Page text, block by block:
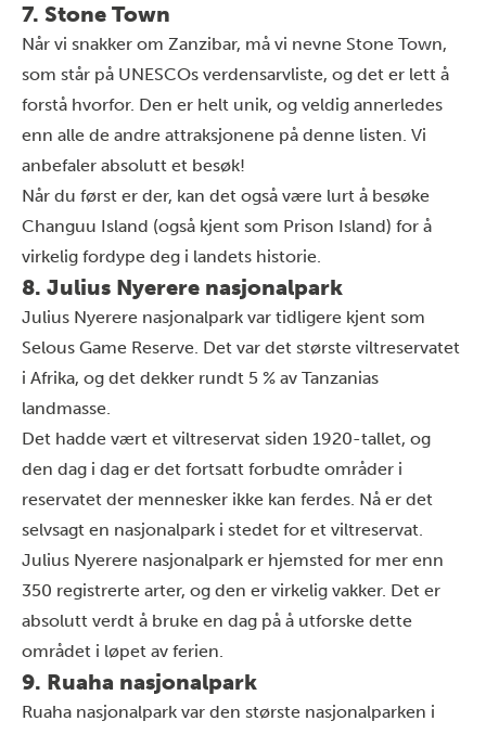
7. Stone Town
Når vi snakker om Zanzibar, må vi nevne Stone Town,
som står på UNESCOs verdensarvliste, og det er lett å
forstå hvorfor. Den er helt unik, og veldig annerledes
enn alle de andre attraksjonene på denne listen. Vi
anbefaler absolutt et besøk!
Når du først er der, kan det også være lurt å besøke
Changuu Island (også kjent som Prison Island) for å
virkelig fordype deg i landets historie.
8. Julius Nyerere nasjonalpark
Julius Nyerere nasjonalpark var tidligere kjent som
Selous Game Reserve. Det var det største viltreservatet
i Afrika, og det dekker rundt 5 % av Tanzanias
landmasse.
Det hadde vært et viltreservat siden 1920-tallet, og
den dag i dag er det fortsatt forbudte områder i
reservatet der mennesker ikke kan ferdes. Nå er det
selvsagt en nasjonalpark i stedet for et viltreservat.
Julius Nyerere nasjonalpark er hjemsted for mer enn
350 registrerte arter, og den er virkelig vakker. Det er
absolutt verdt å bruke en dag på å utforske dette
området i løpet av ferien.
9. Ruaha nasjonalpark
Ruaha nasjonalpark var den største nasjonalparken i